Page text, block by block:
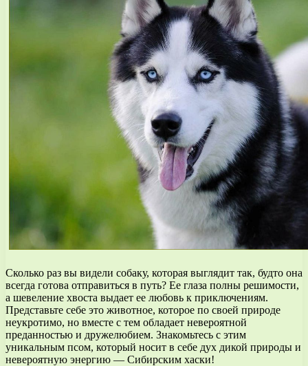
Сколько раз вы видели собаку, которая выглядит так, будто она
всегда готова отправиться в путь? Ее глаза полны решимости,
а шевеление хвоста выдает ее любовь к приключениям.
Представьте себе это животное, которое по своей природе
неукротимо, но вместе с тем обладает невероятной
преданностью и дружелюбием. Знакомьтесь с этим
уникальным псом, который носит в себе дух дикой природы и
невероятную энергию — Сибирским хаски!